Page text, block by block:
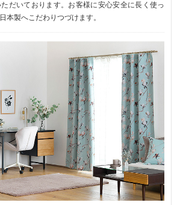
だいております。お客様に安心安全に長く使っ
本製へこだわりつづけます。